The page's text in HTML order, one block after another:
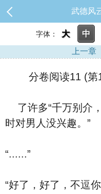
武德风
字体： 大 中
上一章
分卷阅读11 (第
了许多“千万别介
时对男人没兴趣。”
“......”
“好了，好了，不逗